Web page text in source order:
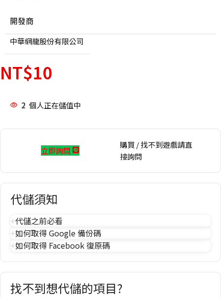
開發商
中華網龍股份有限公司
NT$10
2 個人正在儲值中
立即詢問
購買 / 找不到遊戲請直
接詢問
代儲須知
代儲之前必看
如何取得 Google 備份碼
如何取得 Facebook 復原碼
找不到想代儲的項目?